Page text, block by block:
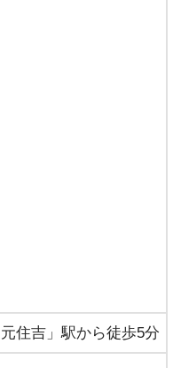
住吉」駅から徒歩5分